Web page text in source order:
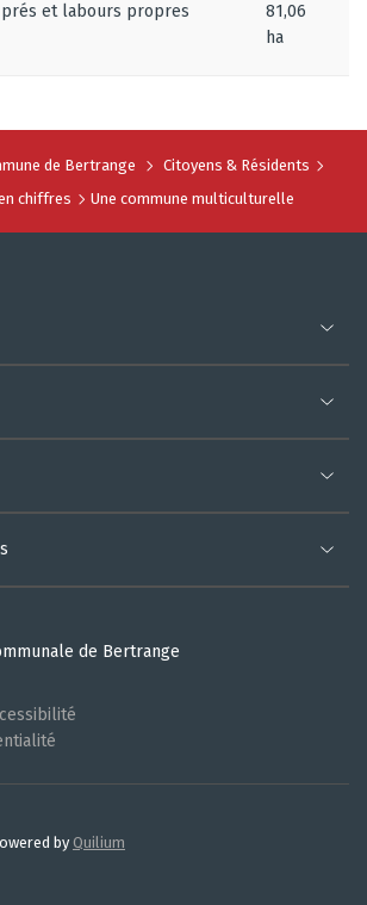
et labours propres
81,06
ha
de Bertrange
Citoyens & Résidents
chiffres
Une commune multiculturelle
de Bertrange
by Quilium